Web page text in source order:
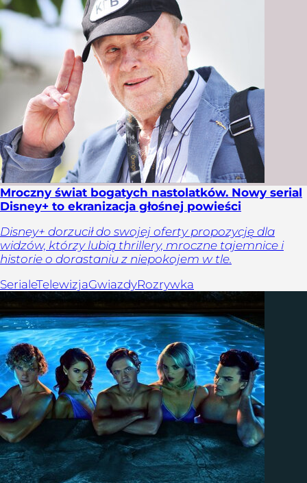
Mroczny świat bogatych nastolatków. Nowy serial
Disney+ to ekranizacja głośnej powieści
Disney+ dorzucił do swojej oferty propozycję dla
widzów, którzy lubią thrillery, mroczne tajemnice i
historie o dorastaniu z niepokojem w tle.
SerialeTelewizjaGwiazdyRozrywka